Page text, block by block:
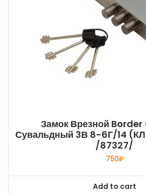
Замок Врезной
Сувальдный 3В 8-6Г/14
/87327/
750₽
Add to cart